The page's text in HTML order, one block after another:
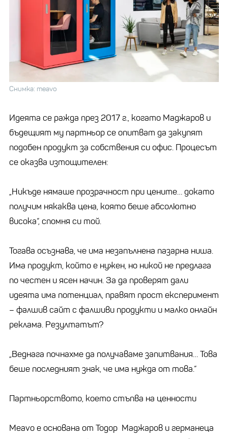
Снимка: meavo
Идеята се ражда през 2017 г., когато Маджаров и
бъдещият му партньор се опитват да закупят
подобен продукт за собствения си офис. Процесът
се оказва изтощителен:
„Никъде нямаше прозрачност при цените… докато
получим някаква цена, която беше абсолютно
висока“, спомня си той.
Тогава осъзнава, че има незапълнена пазарна ниша.
Има продукт, който е нужен, но никой не предлага
по честен и ясен начин. За да проверят дали
идеята има потенциал, правят прост експеримент
– фалшив сайт с фалшиви продукти и малко онлайн
реклама. Резултатът?
„Веднага почнахме да получаваме запитвания… Това
беше последният знак, че има нужда от това.“
Партньорството, което стъпва на ценности
Meavo е основана от Тодор Маджаров и германеца